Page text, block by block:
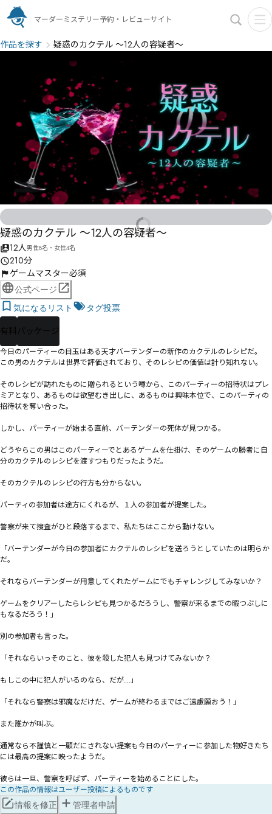
マーダーミステリー予約・レビューサイト
作品を探す 疑惑のカクテル 〜12人の容疑者〜
疑惑のカクテル 〜12人の容疑者〜
12人男性8名・女性4名
210分
ゲームマスター必須
公式ページ
気になるリスト
タグ投票
有料 パッケージ
今日のパーティーの目玉はある天才バーテンダーの新作のカクテルのレシピだ。
この男のカクテルは世界で評価されており、そのレシピの価値は計り知れない。
そのレシピが訪れたものに贈られるという噂から、このパーティーの招待状はプレ
ミアとなり、あるものは欲望むき出しに、あるものは興味本位で、このパーティの
招待状を奪い合った。
しかし、パーティーが始まる直前、バーテンダーの死体が見つかる。
どうやらこの男はこのパーティーでとあるゲームを仕掛け、そのゲームの勝者に自
分のカクテルのレシピを渡すつもりだったようだ。
そのカクテルのレシピの行方も分からない。
パーティの参加者は途方にくれるが、１人の参加者が提案した。
警察が来て捜査がひと段落するまで、私たちはここから動けない。
「バーテンダーが今日の参加者にカクテルのレシピを送ろうとしていたのは明らか
だ。
それならバーテンダーが用意してくれたゲームにでもチャレンジしてみないか？
ゲームをクリアーしたらレシピも見つかるだろうし、警察が来るまでの暇つぶしに
もなるだろう！」
別の参加者も言った。
「それならいっそのこと、彼を殺した犯人も見つけてみないか？
もしこの中に犯人がいるのなら、だが…」
「それなら警察は邪魔なだけだ、ゲームが終わるまではご遠慮願おう！」
また誰かが叫ぶ。
通常なら不謹慎と一顧だにされない提案も今日のパーティーに参加した物好きたち
には最高の提案に映ったようだ。
彼らは一旦、警察を呼ばず、パーティーを始めることにした。
この作品の情報はユーザー投稿によるものです
情報を修正 管理者申請